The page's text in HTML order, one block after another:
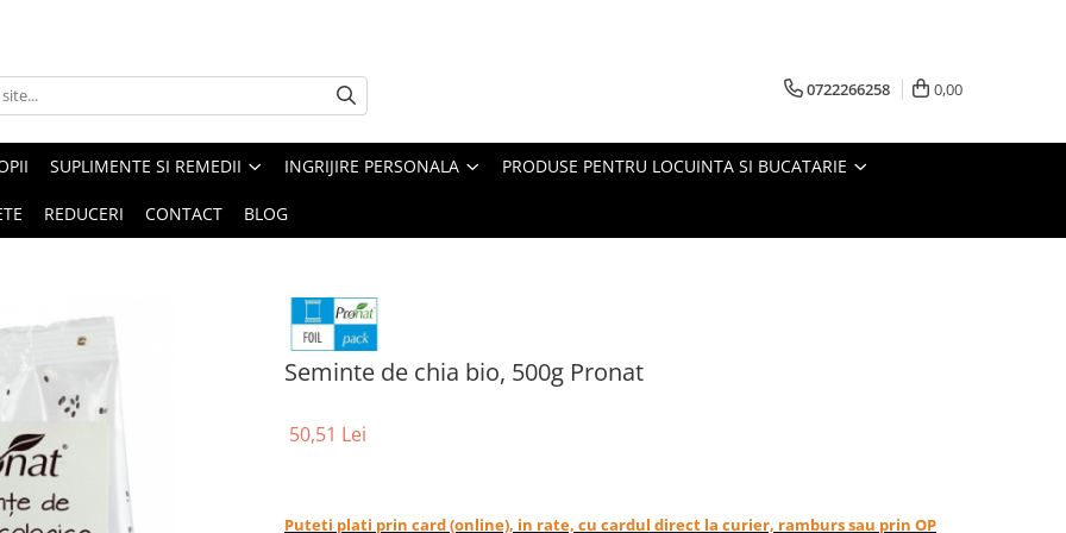
0722266258 0,00
SUPLIMENTE SI REMEDII INGRIJIRE PERSONALA PRODUSE PENTRU LOCUINTA SI BUCATARIE
REDUCERI CONTACT BLOG
Seminte de chia bio, 500g Pronat
50,51 Lei
Puteti plati prin card (online), in rate, cu cardul direct la curier, ramburs sau prin OP